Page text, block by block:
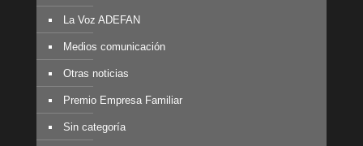
La Voz ADEFAN
Medios comunicación
Otras noticias
Premio Empresa Familiar
Sin categoría